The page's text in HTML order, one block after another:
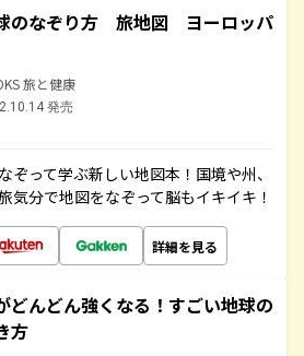
のなぞり方 旅地図 ヨーロッパ
旅と健康
発売
ぞって学ぶ新しい地図本！国境や州、
気分で地図をなぞって脳もイキイキ！
詳細を見る
どんどん強くなる！すごい地球の
方